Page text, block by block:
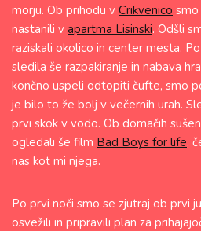
morju. Ob prihodu v Crikvenico smo
nastanili v apartma Lisinski. Odšli
raziskali okolico in center mesta.
sledila še razpakiranje in nabava
končno uspeli odtopiti čufte, smo
je bilo to že bolj v večernih urah.
prvi skok v vodo. Ob domačih
ogledali še film Bad Boys for life,
nas kot mi njega.
Po prvi noči smo se zjutraj ob prvi
osvežili in pripravili plan za